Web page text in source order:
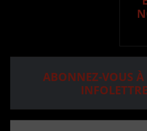
ABONNEZ-VOUS À
INFOLETTRE